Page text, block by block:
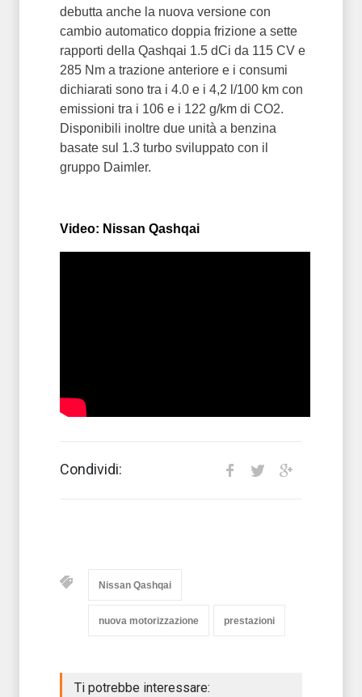
debutta anche la nuova versione con
cambio automatico doppia frizione a sette
rapporti della Qashqai 1.5 dCi da 115 CV e
285 Nm a trazione anteriore e i consumi
dichiarati sono tra i 4.0 e i 4,2 l/100 km con
emissioni tra i 106 e i 122 g/km di CO2.
Disponibili inoltre due unità a benzina
basate sul 1.3 turbo sviluppato con il
gruppo Daimler.
Video: Nissan Qashqai
Condividi:
Nissan Qashqai
nuova motorizzazione prestazioni
Ti potrebbe interessare: